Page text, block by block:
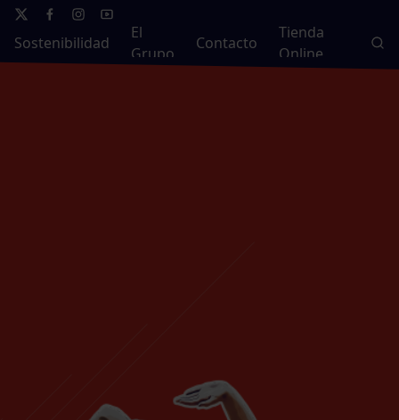
Sostenibilidad
El
Grupo
Contacto
Tienda
Online